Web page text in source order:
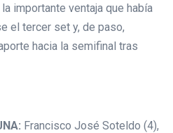
importante ventaja que había
el tercer set y, de paso,
hacia la semifinal tras
Francisco José Soteldo (4),